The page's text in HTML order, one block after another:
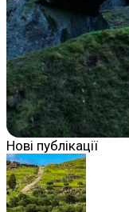
Нові публікації